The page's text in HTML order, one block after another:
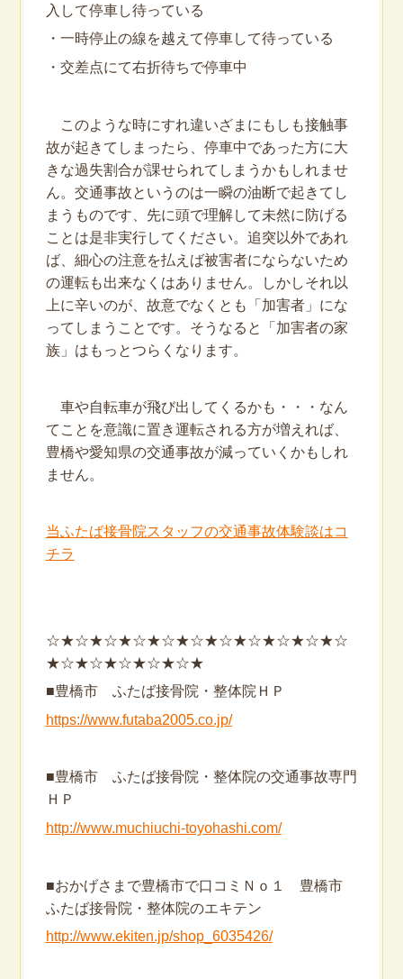
入して停車し待っている
・一時停止の線を越えて停車して待っている
・交差点にて右折待ちで停車中
このような時にすれ違いざまにもしも接触事
故が起きてしまったら、停車中であった方に大
きな過失割合が課せられてしまうかもしれませ
ん。交通事故というのは一瞬の油断で起きてし
まうものです、先に頭で理解して未然に防げる
ことは是非実行してください。追突以外であれ
ば、細心の注意を払えば被害者にならないため
の運転も出来なくはありません。しかしそれ以
上に辛いのが、故意でなくとも「加害者」にな
ってしまうことです。そうなると「加害者の家
族」はもっとつらくなります。
車や自転車が飛び出してくるかも・・・なん
てことを意識に置き運転される方が増えれば、
豊橋や愛知県の交通事故が減っていくかもしれ
ません。
当ふたば接骨院スタッフの交通事故体験談はコ
チラ
☆★☆★☆★☆★☆★☆★☆★☆★☆★☆★☆
★☆★☆★☆★☆★☆★
■豊橋市 ふたば接骨院・整体院ＨＰ
https://www.futaba2005.co.jp/
■豊橋市 ふたば接骨院・整体院の交通事故専門
ＨＰ
http://www.muchiuchi-toyohashi.com/
■おかげさまで豊橋市で口コミＮｏ１ 豊橋市
ふたば接骨院・整体院のエキテン
http://www.ekiten.jp/shop_6035426/